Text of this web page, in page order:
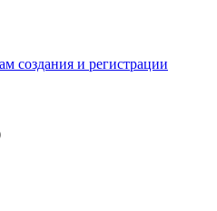
создания и регистрации